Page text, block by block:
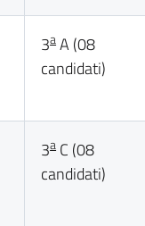
3a A (08
candidati)
3a C (08
candidati)